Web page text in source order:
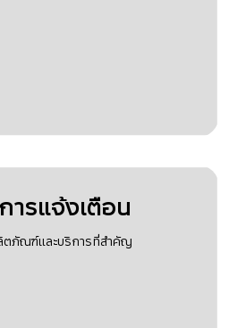
ารแจ้งเตือน
ตภัณฑ์และบริการที่สำคัญ